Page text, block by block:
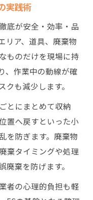
実践術
底が安全・効率・品
リア、道具、廃棄物
ものだけを現場に持
、作業中の動線が確
も減少します。
とにまとめて収納
置へ戻すといった小
を防ぎます。廃棄物
棄タイミングや処理
棄を防げます。
者の心理的負担も軽